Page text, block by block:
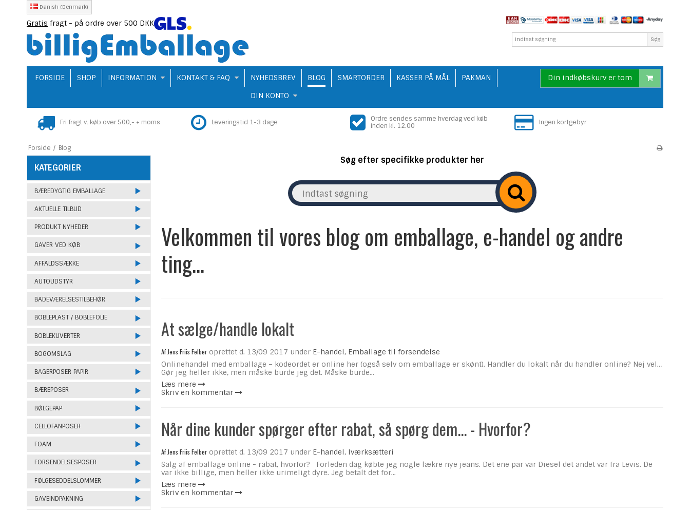
Danish (Denmark)
Gratis fragt - på ordre over 500 DKK
Søg
FORSIDE SHOP INFORMATION KONTAKT & FAQ NYHEDSBREV BLOG SMARTORDER KASSER PÅ MÅL
PAKMAN
DIN KONTO
Din indkøbskurv er tom
Fri fragt v. køb over 500,- + moms Leveringstid 1-3 dage
Ordre sendes samme hverdag ved køb
inden kl. 12.00
Ingen kortgebyr
Forside / Blog
KATEGORIER
BÆREDYGTIG EMBALLAGE
AKTUELLE TILBUD
PRODUKT NYHEDER
GAVER VED KØB
AFFALDSSÆKKE
AUTOUDSTYR
BADEVÆRELSESTILBEHØR
BOBLEPLAST / BOBLEFOLIE
BOBLEKUVERTER
BOGOMSLAG
BAGERPOSER PAPIR
BÆREPOSER
BØLGEPAP
CELLOFANPOSER
FOAM
FORSENDELSESPOSER
FØLGESEDDELSLOMMER
GAVEINDPAKNING
Søg efter specifikke produkter her
Velkommen til vores blog om emballage, e-handel og andre
ting...
At sælge/handle lokalt
AfJens Friis Felber oprettet d. 13/09 2017 under E-handel, Emballage til forsendelse
Onlinehandel med emballage – kodeordet er online her (også selv om emballage er skønt). Handler du lokalt når du handler online? Nej vel…
Gør jeg heller ikke, men måske burde jeg det. Måske burde...
Læs mere
Skriv en kommentar
Når dine kunder spørger efter rabat, så spørg dem... - Hvorfor?
AfJens Friis Felber oprettet d. 13/09 2017 under E-handel, Iværksætteri
Salg af emballage online - rabat, hvorfor? Forleden dag købte jeg nogle lækre nye jeans. Det ene par var Diesel det andet var fra Levis. De
var ikke billige, men heller ikke urimeligt dyre. Jeg betalt det for...
Læs mere
Skriv en kommentar